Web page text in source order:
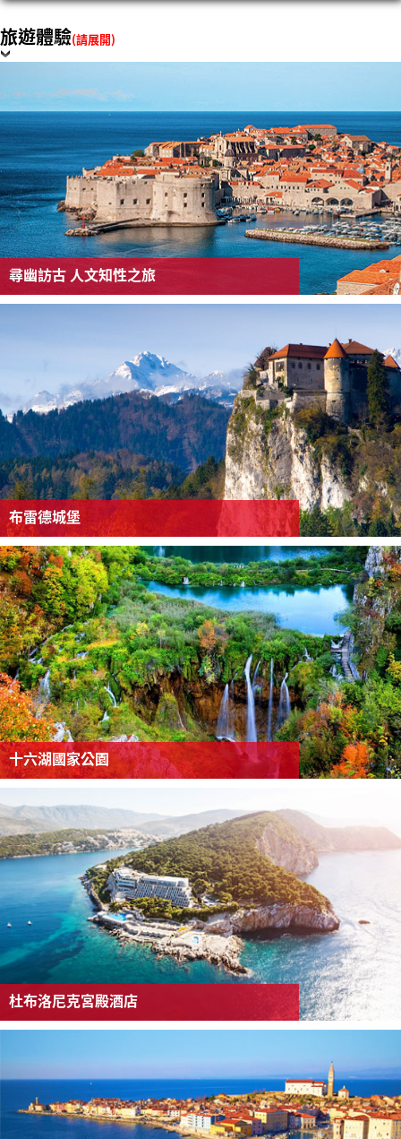
旅遊體驗(請展開)
尋幽訪古 人文知性之旅
布雷德城堡
十六湖國家公園
杜布洛尼克宮殿酒店